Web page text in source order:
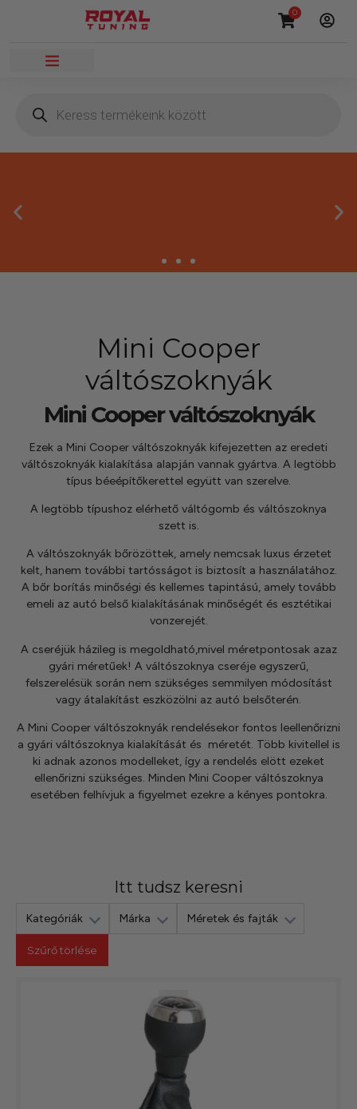
0
Gyors rendelésfeldolgozással segítünk, hogy hamar
kézhez kapd a csomagod.
Mini Cooper
váltószoknyák
Mini Cooper váltószoknyák
Ezek a Mini Cooper váltószoknyák kifejezetten az eredeti
váltószoknyák kialakítása alapján vannak gyártva. A legtöbb
típus béeépítőkerettel együtt van szerelve.
A legtöbb típushoz elérhető váltógomb és váltószoknya
szett is.
A váltószoknyák bőrözöttek, amely nemcsak luxus érzetet
kelt, hanem további tartósságot is biztosít a használatához.
A bőr borítás minőségi és kellemes tapintású, amely tovább
emeli az autó belső kialakításának minőségét és esztétikai
vonzerejét.
A cseréjük házileg is megoldható,mivel méretpontosak azaz
gyári méretűek! A váltószoknya cseréje egyszerű,
felszerelésük során nem szükséges semmilyen módosítást
vagy átalakítást eszközölni az autó belsőterén.
A Mini Cooper váltószoknyák rendelésekor fontos leellenőrizni
a gyári váltószoknya kialakítását és méretét. Több kivitellel is
ki adnak azonos modelleket, így a rendelés elött ezeket
ellenőrizni szükséges. Minden Mini Cooper váltószoknya
esetében felhívjuk a figyelmet ezekre a kényes pontokra.
Itt tudsz keresni
Kategóriák Márka Méretek és fajták
Szűrő törlése